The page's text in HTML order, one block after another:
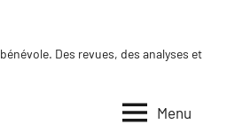
Des revues, des analyses et
Menu